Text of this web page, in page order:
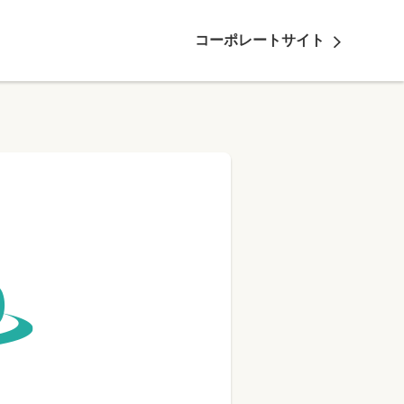
コーポレートサイト arrow_forward_ios